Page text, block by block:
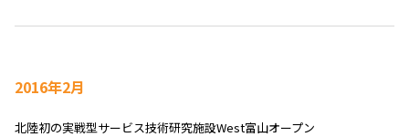
2016年2月
北陸初の実戦型サービス技術研究施設West富山オープン